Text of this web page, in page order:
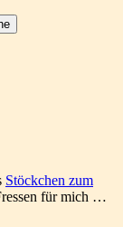
Stöckchen zum
für mich …